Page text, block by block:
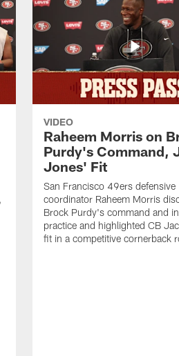
VIDEO
Raheem Morris on
Purdy's Command,
Jones' Fit
San Francisco 49ers defensive
coordinator Raheem Morris
Brock Purdy's command and
practice and highlighted CB
fit in a competitive cornerback